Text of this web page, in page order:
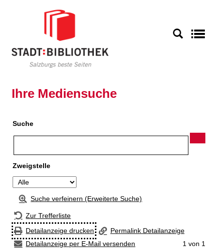
Ihre Mediensuche
Suche
Zweigstelle
Suche verfeinern (Erweiterte Suche)
Zur Trefferliste
Detailanzeige drucken
Permalink Detailanzeige
Detailanzeige per E-Mail versenden
1 von 1